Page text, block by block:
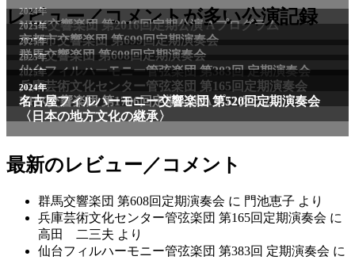
レビュー／コメントが多い公演記録
2024年
NHK交響楽団 第2016回定期公演 Aプログラム
2025年
京都市交響楽団 第699回定期演奏会
2025年
群馬交響楽団 第608回定期演奏会
2025年
仙台フィルハーモニー管弦楽団 第383回 定期演奏会
2025年
兵庫芸術文化センター管弦楽団 第165回定期演奏会
2011年
NHK交響楽団 第1706回定期公演Aプログラム
2024年
名古屋フィルハーモニー交響楽団 第520回定期演奏会
〈日本の地方文化の継承〉
最新のレビュー／コメント
群馬交響楽団 第608回定期演奏会 に 門池恵子 より
兵庫芸術文化センター管弦楽団 第165回定期演奏会 に
高田 二三夫 より
仙台フィルハーモニー管弦楽団 第383回 定期演奏会 に